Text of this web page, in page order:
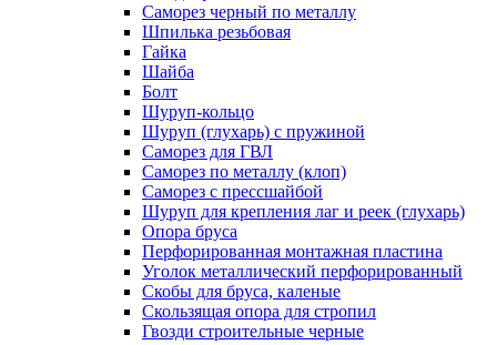
Саморез черный по металлу
Шпилька резьбовая
Гайка
Шайба
Болт
Шуруп-кольцо
Шуруп (глухарь) с пружиной
Саморез для ГВЛ
Саморез по металлу (клоп)
Саморез с прессшайбой
Шуруп для крепления лаг и реек (глухарь)
Опора бруса
Перфорированная монтажная пластина
Уголок металлический перфорированный
Скобы для бруса, каленые
Скользящая опора для стропил
Гвозди строительные черные